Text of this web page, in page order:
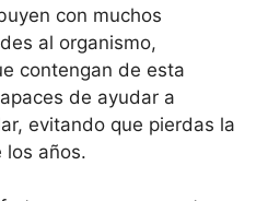
con muchos
al organismo,
contengan de esta
de ayudar a
evitando que pierdas la
los años.